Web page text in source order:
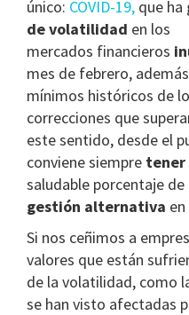
único: COVID-19, que ha
de volatilidad en los
mercados financieros
mes de febrero,
mínimos históricos de
correcciones que
este sentido, desde el
conviene siempre tener
saludable porcentaje
gestión alternativa
Si nos ceñimos a
valores que están
de la volatilidad, como
se han visto afectadas